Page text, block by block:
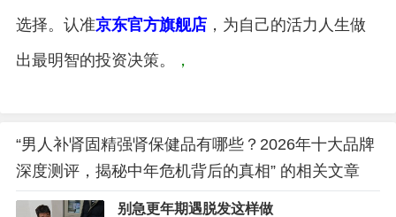
选择。认准京东官方旗舰店 ，为自己的活力人生做
出最明智的投资决策。
，
“男人补肾固精强肾保健品有哪些？2026年十大品牌
深度测评，揭秘中年危机背后的真相” 的相关文章
别急更年期遇脱发这样做